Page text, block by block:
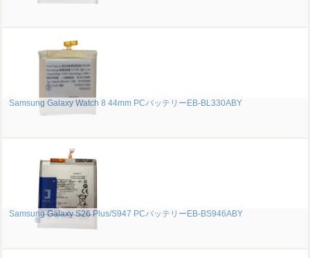
Samsung Galaxy Watch 8 44mm PCバッテリーEB-BL330ABY
Samsung Galaxy S26 Plus/S947 PCバッテリーEB-BS946ABY